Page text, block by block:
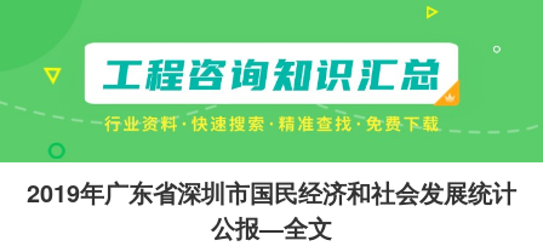
2019年广东省深圳市国民经济和社会发展统计
公报—全文